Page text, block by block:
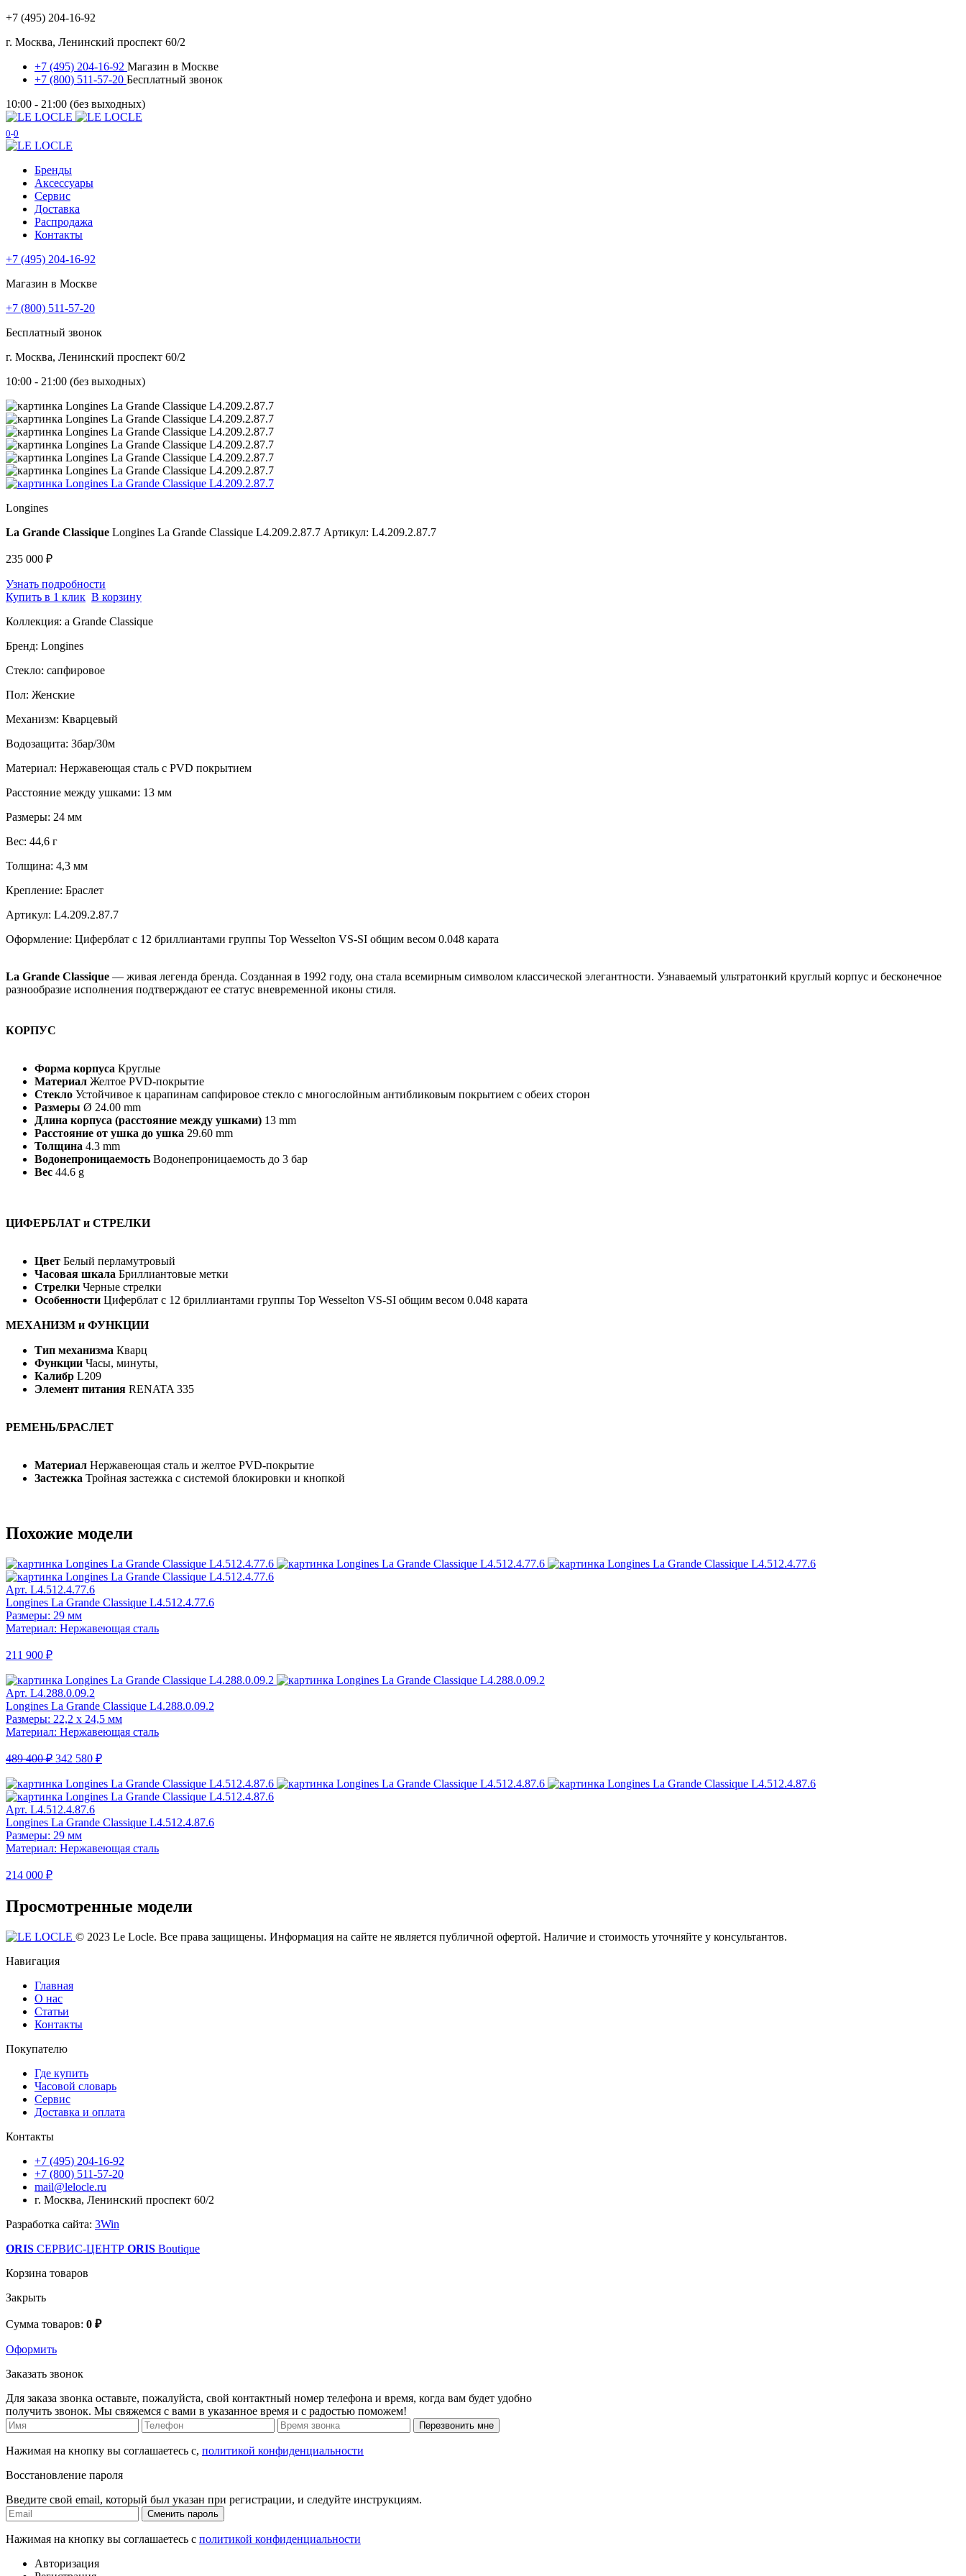
+7 (495) 204-16-92
г. Москва, Ленинский проспект 60/2
+7 (495) 204-16-92 Магазин в Москве
+7 (800) 511-57-20 Бесплатный звонок
10:00 - 21:00 (без выходных)
0 0
Бренды
Аксессуары
Сервис
Доставка
Распродажа
Контакты
+7 (495) 204-16-92
Магазин в Москве
+7 (800) 511-57-20
Бесплатный звонок
г. Москва, Ленинский проспект 60/2
10:00 - 21:00 (без выходных)
Longines
La Grande Classique Longines La Grande Classique L4.209.2.87.7 Артикул: L4.209.2.87.7
235 000 ₽
Узнать подробности
Купить в 1 клик В корзину
Коллекция: a Grande Classique
Бренд: Longines
Стекло: сапфировое
Пол: Женские
Механизм: Кварцевый
Водозащита: 3бар/30м
Материал: Нержавеющая сталь с PVD покрытием
Расстояние между ушками: 13 мм
Размеры: 24 мм
Вес: 44,6 г
Толщина: 4,3 мм
Крепление: Браслет
Артикул: L4.209.2.87.7
Оформление: Циферблат с 12 бриллиантами группы Top Wesselton VS-SI общим весом 0.048 карата
La Grande Classique — живая легенда бренда. Созданная в 1992 году, она стала всемирным символом классической элегантности. Узнаваемый ультратонкий круглый корпус и бесконечное
разнообразие исполнения подтверждают ее статус вневременной иконы стиля.
КОРПУС
Форма корпуса Круглые
Материал Желтое PVD-покрытие
Стекло Устойчивое к царапинам сапфировое стекло с многослойным антибликовым покрытием с обеих сторон
Размеры Ø 24.00 mm
Длина корпуса (расстояние между ушками) 13 mm
Расстояние от ушка до ушка 29.60 mm
Толщина 4.3 mm
Водонепроницаемость Водонепроницаемость до 3 бар
Вес 44.6 g
ЦИФЕРБЛАТ и СТРЕЛКИ
Цвет Белый перламутровый
Часовая шкала Бриллиантовые метки
Стрелки Черные стрелки
Особенности Циферблат с 12 бриллиантами группы Top Wesselton VS-SI общим весом 0.048 карата
МЕХАНИЗМ и ФУНКЦИИ
Тип механизма Кварц
Функции Часы, минуты,
Калибр L209
Элемент питания RENATA 335
РЕМЕНЬ/БРАСЛЕТ
Материал Нержавеющая сталь и желтое PVD-покрытие
Застежка Тройная застежка с системой блокировки и кнопкой
Похожие модели
Арт. L4.512.4.77.6
Longines La Grande Classique L4.512.4.77.6
Размеры: 29 мм
Материал: Нержавеющая сталь
211 900 ₽
Арт. L4.288.0.09.2
Longines La Grande Classique L4.288.0.09.2
Размеры: 22,2 х 24,5 мм
Материал: Нержавеющая сталь
489 400 ₽ 342 580 ₽
Арт. L4.512.4.87.6
Longines La Grande Classique L4.512.4.87.6
Размеры: 29 мм
Материал: Нержавеющая сталь
214 000 ₽
Просмотренные модели
© 2023 Le Locle. Все права защищены. Информация на сайте не является публичной офертой. Наличие и стоимость уточняйте у консультантов.
Навигация
Главная
О нас
Статьи
Контакты
Покупателю
Где купить
Часовой словарь
Сервис
Доставка и оплата
Контакты
+7 (495) 204-16-92
+7 (800) 511-57-20
mail@lelocle.ru
г. Москва, Ленинский проспект 60/2
Разработка сайта: 3Win
ORIS СЕРВИС-ЦЕНТР ORIS Boutique
Корзина товаров
Закрыть
Сумма товаров: 0 ₽
Оформить
Заказать звонок
Для заказа звонка оставьте, пожалуйста, свой контактный номер телефона и время, когда вам будет удобно
получить звонок. Мы свяжемся с вами в указанное время и с радостью поможем!
Перезвонить мне
Нажимая на кнопку вы соглашаетесь с, политикой конфиденциальности
Восстановление пароля
Введите свой email, который был указан при регистрации, и следуйте инструкциям.
Сменить пароль
Нажимая на кнопку вы соглашаетесь с политикой конфиденциальности
Авторизация